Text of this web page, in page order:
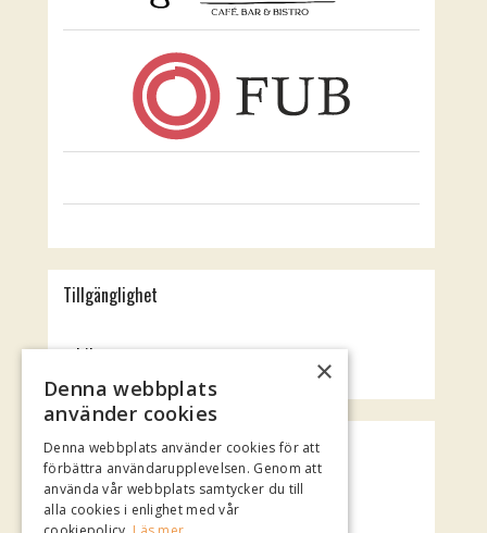
Tillgänglighet
Jubileumsteatern
Spotify Playlist
×
Denna webbplats
använder cookies
Denna webbplats använder cookies för att
förbättra användarupplevelsen. Genom att
använda vår webbplats samtycker du till
alla cookies i enlighet med vår